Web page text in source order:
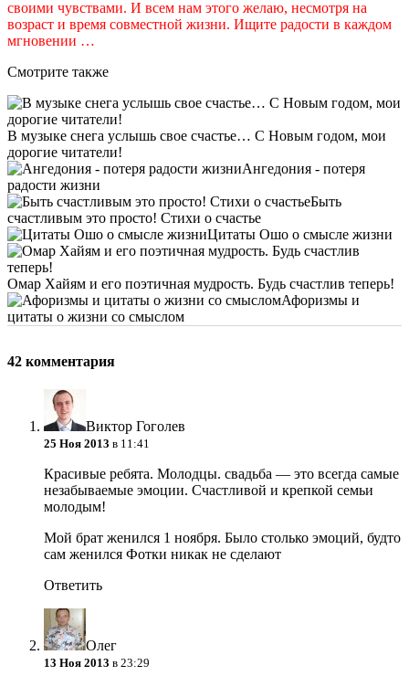
своими чувствами. И всем нам этого желаю, несмотря на
возраст и время совместной жизни. Ищите радости в каждом
мгновении …
Смотрите также
В музыке снега услышь свое счастье… С Новым годом, мои
дорогие читатели!
Ангедония - потеря
радости жизни
Быть
счастливым это просто! Стихи о счастье
Цитаты Ошо о смысле жизни
Омар Хайям и его поэтичная мудрость. Будь счастлив теперь!
Афоризмы и
цитаты о жизни со смыслом
42 комментария
Виктор Гоголев
25 Ноя 2013 в 11:41
Красивые ребята. Молодцы. свадьба — это всегда самые
незабываемые эмоции. Счастливой и крепкой семьи
молодым!
Мой брат женился 1 ноября. Было столько эмоций, будто
сам женился Фотки никак не сделают
Ответить
Олег
13 Ноя 2013 в 23:29